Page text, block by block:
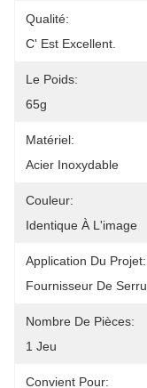
Qualité:
C' Est Excellent.
Le Poids:
65g
Matériel:
Acier Inoxydable
Couleur:
Identique À L'image
Application Du Projet:
Fournisseur De
Nombre De Pièces:
1 Jeu
Convient Pour: